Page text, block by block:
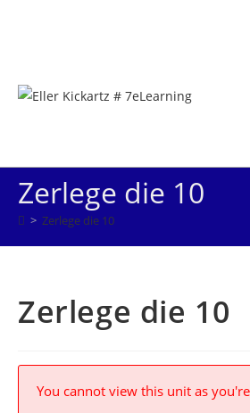
Zerlege die 10
> Zerlege die 10
Zerlege die 10
You cannot view this unit as